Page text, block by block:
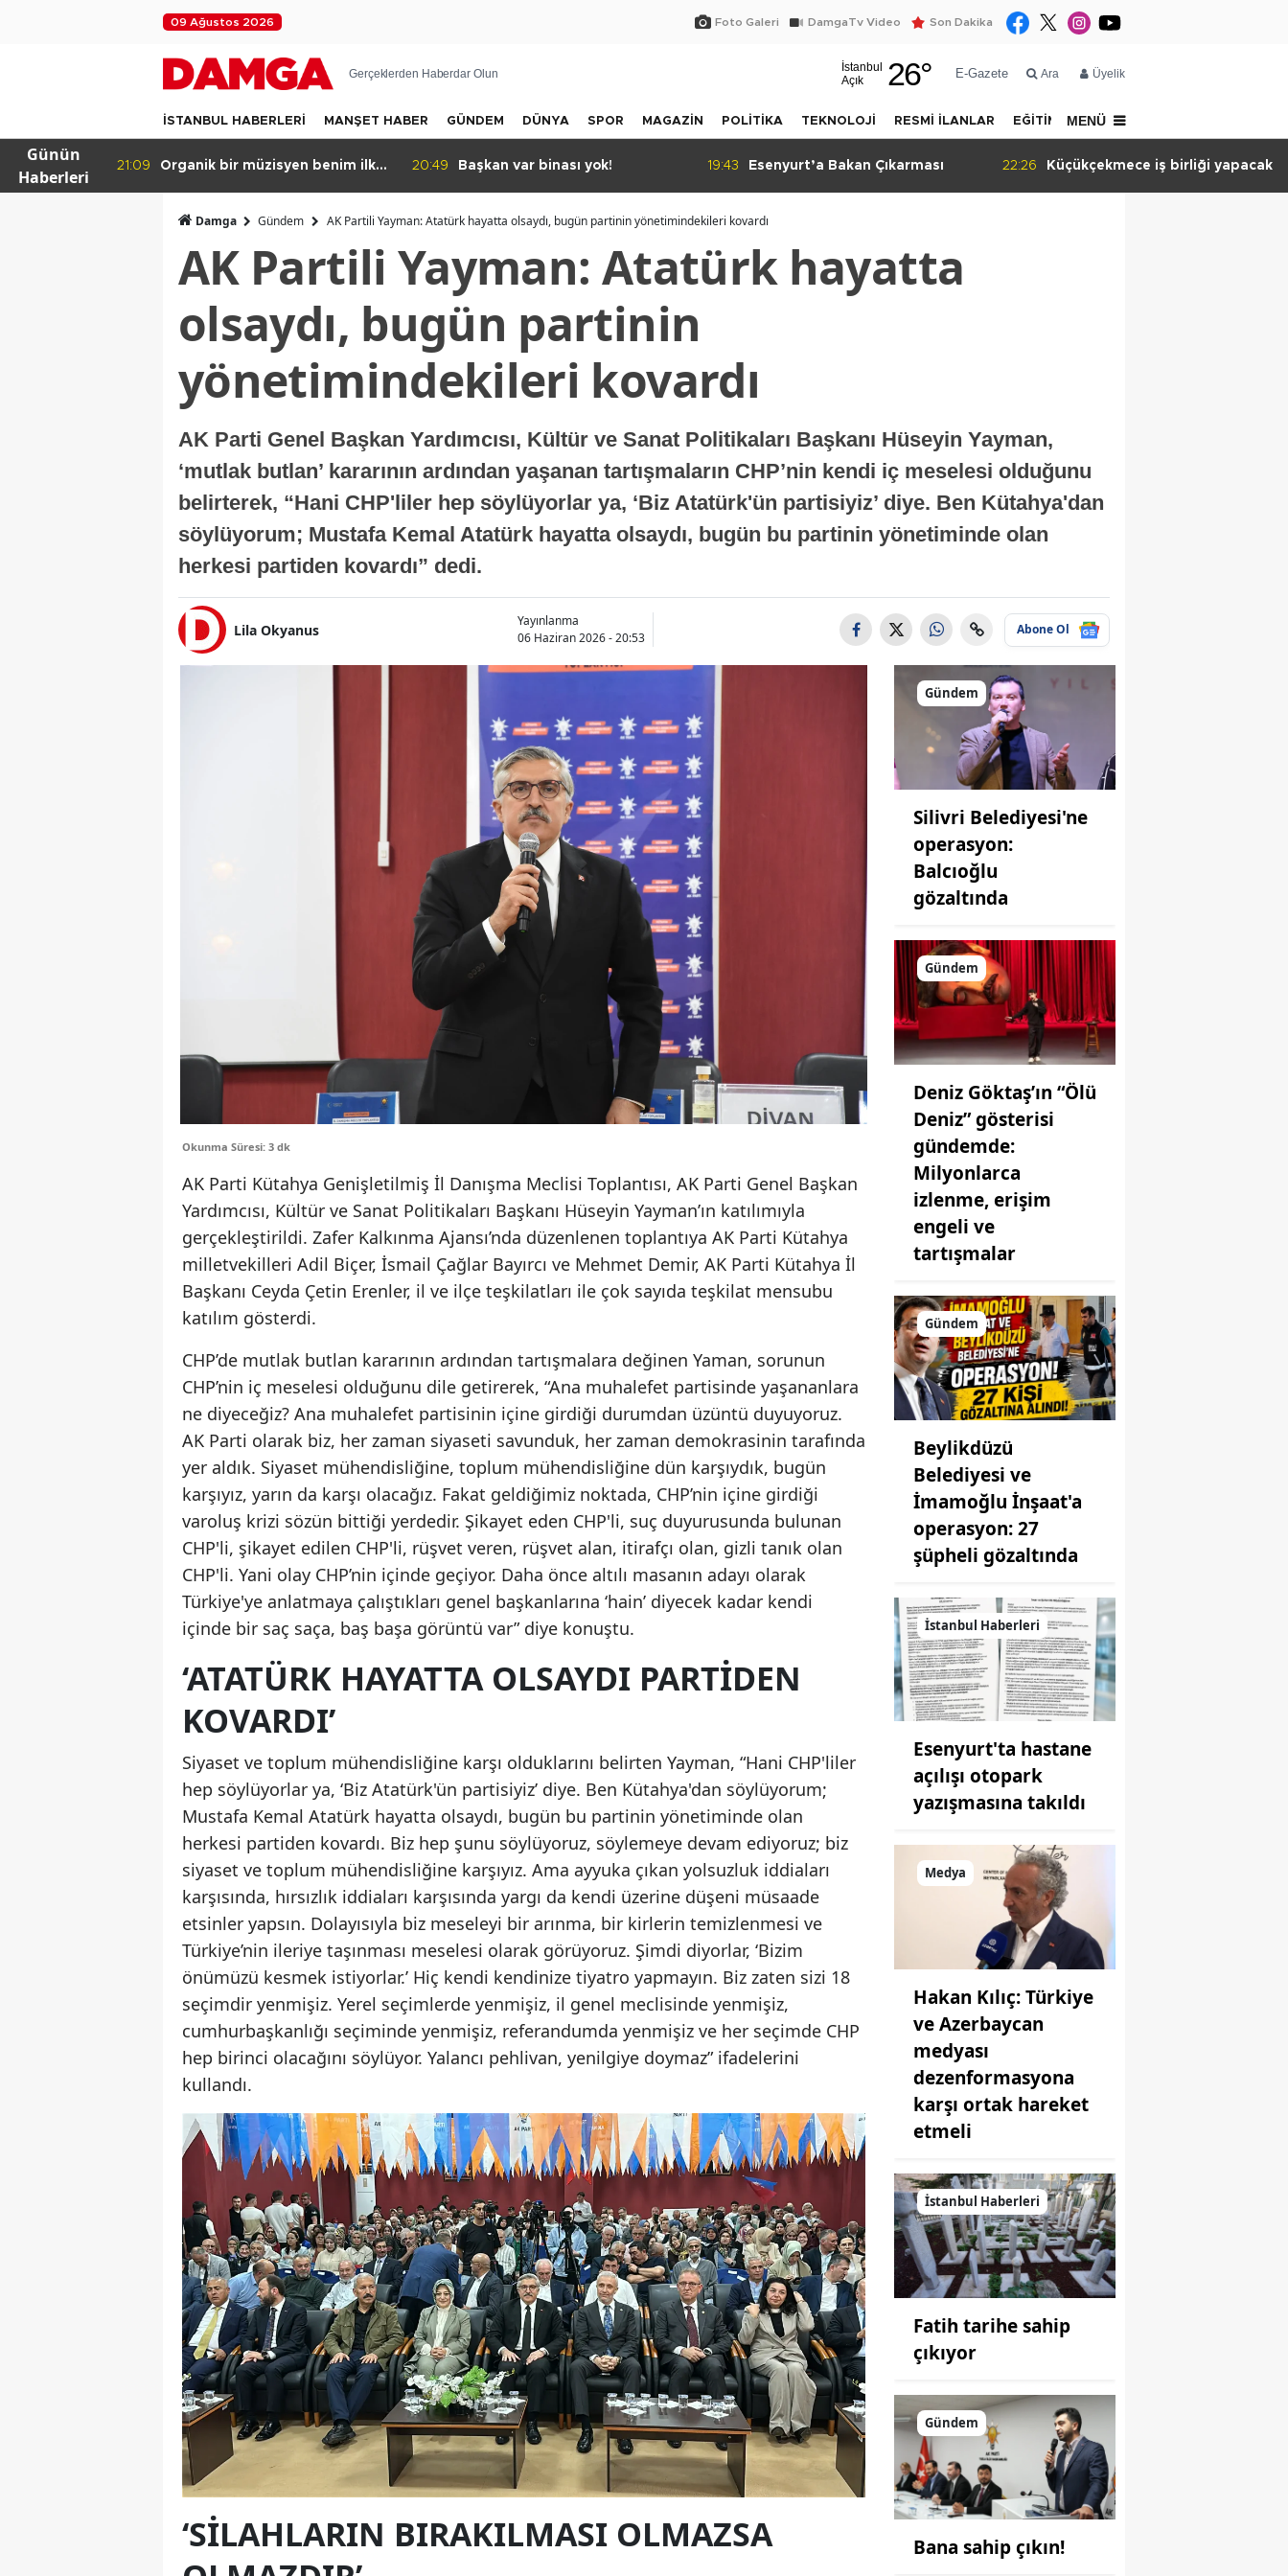
09 Ağustos 2026 Foto Galeri DamgaTv Video Son Dakika
Gerçeklerden Haberdar Olun
İstanbul
Açık
26° E-Gazete Ara Üyelik
İSTANBUL HABERLERİ MANŞET HABER GÜNDEM DÜNYA SPOR MAGAZİN POLİTİKA TEKNOLOJİ RESMİ İLANLAR EĞİTİM YAZARLAR
MENÜ
Günün
Haberleri
21:09
Organik bir müzisyen benim ilk
20:49 Başkan var binası yok! 19:43 Esenyurt’a Bakan Çıkarması 22:26 Küçükçekmece iş birliği yapacak
Damga Gündem AK Partili Yayman: Atatürk hayatta olsaydı, bugün partinin yönetimindekileri kovardı
AK Partili Yayman: Atatürk hayatta
olsaydı, bugün partinin
yönetimindekileri kovardı
AK Parti Genel Başkan Yardımcısı, Kültür ve Sanat Politikaları Başkanı Hüseyin Yayman,
‘mutlak butlan’ kararının ardından yaşanan tartışmaların CHP’nin kendi iç meselesi olduğunu
belirterek, “Hani CHP'liler hep söylüyorlar ya, ‘Biz Atatürk'ün partisiyiz’ diye. Ben Kütahya'dan
söylüyorum; Mustafa Kemal Atatürk hayatta olsaydı, bugün bu partinin yönetiminde olan
herkesi partiden kovardı” dedi.
Lila Okyanus
Yayınlanma
06 Haziran 2026 - 20:53
Abone Ol
Okunma Süresi: 3 dk
AK Parti Kütahya Genişletilmiş İl Danışma Meclisi Toplantısı, AK Parti Genel Başkan
Yardımcısı, Kültür ve Sanat Politikaları Başkanı Hüseyin Yayman’ın katılımıyla
gerçekleştirildi. Zafer Kalkınma Ajansı’nda düzenlenen toplantıya AK Parti Kütahya
milletvekilleri Adil Biçer, İsmail Çağlar Bayırcı ve Mehmet Demir, AK Parti Kütahya İl
Başkanı Ceyda Çetin Erenler, il ve ilçe teşkilatları ile çok sayıda teşkilat mensubu
katılım gösterdi.
CHP’de mutlak butlan kararının ardından tartışmalara değinen Yaman, sorunun
CHP’nin iç meselesi olduğunu dile getirerek, “Ana muhalefet partisinde yaşananlara
ne diyeceğiz? Ana muhalefet partisinin içine girdiği durumdan üzüntü duyuyoruz.
AK Parti olarak biz, her zaman siyaseti savunduk, her zaman demokrasinin tarafında
yer aldık. Siyaset mühendisliğine, toplum mühendisliğine dün karşıydık, bugün
karşıyız, yarın da karşı olacağız. Fakat geldiğimiz noktada, CHP’nin içine girdiği
varoluş krizi sözün bittiği yerdedir. Şikayet eden CHP'li, suç duyurusunda bulunan
CHP'li, şikayet edilen CHP'li, rüşvet veren, rüşvet alan, itirafçı olan, gizli tanık olan
CHP'li. Yani olay CHP’nin içinde geçiyor. Daha önce altılı masanın adayı olarak
Türkiye'ye anlatmaya çalıştıkları genel başkanlarına ‘hain’ diyecek kadar kendi
içinde bir saç saça, baş başa görüntü var” diye konuştu.
‘ATATÜRK HAYATTA OLSAYDI PARTİDEN
KOVARDI’
Siyaset ve toplum mühendisliğine karşı olduklarını belirten Yayman, “Hani CHP'liler
hep söylüyorlar ya, ‘Biz Atatürk'ün partisiyiz’ diye. Ben Kütahya'dan söylüyorum;
Mustafa Kemal Atatürk hayatta olsaydı, bugün bu partinin yönetiminde olan
herkesi partiden kovardı. Biz hep şunu söylüyoruz, söylemeye devam ediyoruz; biz
siyaset ve toplum mühendisliğine karşıyız. Ama ayyuka çıkan yolsuzluk iddiaları
karşısında, hırsızlık iddiaları karşısında yargı da kendi üzerine düşeni müsaade
etsinler yapsın. Dolayısıyla biz meseleyi bir arınma, bir kirlerin temizlenmesi ve
Türkiye’nin ileriye taşınması meselesi olarak görüyoruz. Şimdi diyorlar, ‘Bizim
önümüzü kesmek istiyorlar.’ Hiç kendi kendinize tiyatro yapmayın. Biz zaten sizi 18
seçimdir yenmişiz. Yerel seçimlerde yenmişiz, il genel meclisinde yenmişiz,
cumhurbaşkanlığı seçiminde yenmişiz, referandumda yenmişiz ve her seçimde CHP
hep birinci olacağını söylüyor. Yalancı pehlivan, yenilgiye doymaz” ifadelerini
kullandı.
‘SİLAHLARIN BIRAKILMASI OLMAZSA
Gündem
Silivri Belediyesi'ne
operasyon:
Balcıoğlu
gözaltında
Gündem
Deniz Göktaş’ın “Ölü
Deniz” gösterisi
gündemde:
Milyonlarca
izlenme, erişim
engeli ve
tartışmalar
Gündem
Beylikdüzü
Belediyesi ve
İmamoğlu İnşaat'a
operasyon: 27
şüpheli gözaltında
İstanbul Haberleri
Esenyurt'ta hastane
açılışı otopark
yazışmasına takıldı
Medya
Hakan Kılıç: Türkiye
ve Azerbaycan
medyası
dezenformasyona
karşı ortak hareket
etmeli
İstanbul Haberleri
Fatih tarihe sahip
çıkıyor
Gündem
Bana sahip çıkın!